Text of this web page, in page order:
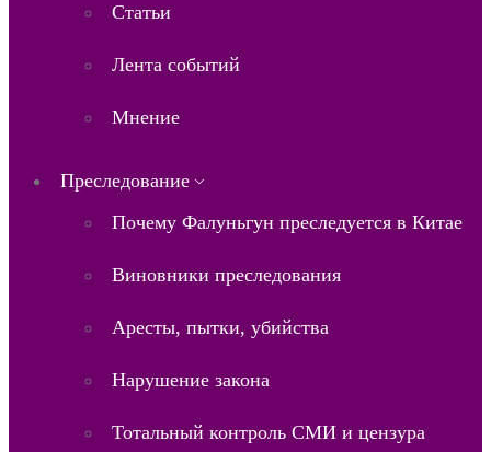
Статьи
Лента событий
Мнение
Преследование
Почему Фалуньгун преследуется в Китае
Виновники преследования
Аресты, пытки, убийства
Нарушение закона
Тотальный контроль СМИ и цензура